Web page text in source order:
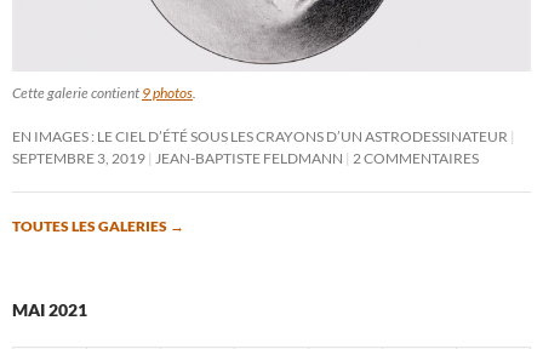
Cette galerie contient 9 photos.
EN IMAGES : LE CIEL D’ÉTÉ SOUS LES CRAYONS D’UN ASTRODESSINATEUR
SEPTEMBRE 3, 2019 JEAN-BAPTISTE FELDMANN 2 COMMENTAIRES
TOUTES LES GALERIES →
MAI 2021